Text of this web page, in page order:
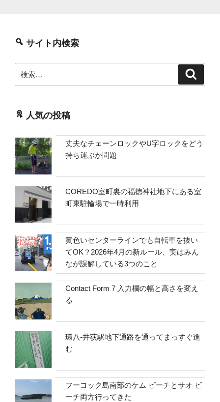
サイト内検索
索:
人気の投稿
丈夫なチェーンロックやU字ロックをどう
持ち運ぶか問題
COREDO室町裏の福徳神社地下にある室
町東駐輪場で一時利用
黄色いセンターラインでも自転車を抜い
てOK？2026年4月の新ルール、実はみん
なが誤解している3つのこと
Contact Form 7 入力欄の幅と高さを変え
る
環八-井荻駅地下通路を通ってまっすぐ進
む
フーコック島南部のケム ビーチとサオ ビ
ーチ両方行ってきた